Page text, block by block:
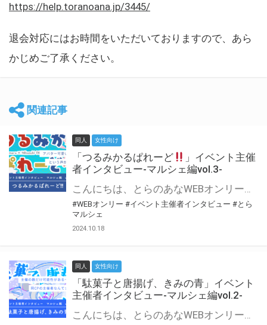
https://help.toranoana.jp/3445/
退会対応にはお時間をいただいておりますので、あら
かじめご了承ください。
関連記事
同人 女性向け
「つるみかるぱれーど
」イベント主催
者インタビュー-マルシェ編vol.3-
こんにちは、とらのあなWEBオンリー運営スタッフです。 新たにお届けする、イベント主催者インタビュー-マルシェ編-は、 とらのあなWEBオンリー「マルシェ」をご利用した主催様に 「マルシェ」を使って開催した感想や心がけをお聞きする企画です。 今回は、WEBオンリー初開催「つるみかるぱれーど
#WEBオンリー #イベント主催者インタビュー #とら
マルシェ
2024.10.18
同人 女性向け
「駄菓子と唐揚げ、きみの青」イベント
主催者インタビュー-マルシェ編vol.2-
こんにちは、とらのあなWEBオンリー運営スタッフです。 新たにお届けする、イベント主催者インタビュー-マルシェ編-は、 とらのあなWEBオンリー「マルシェ」をご利用の主催様に 「マルシェ」を使ってイベントを開催した感想や心がけをお聞きする企画です。 今回は、WEBオンリー初開催「駄菓子と唐揚げ、きみの青」より、 主催のぎこ六屋様にお話を伺いました。 協力：ぎこ六屋様／イベント公式Twitter（@krkgwks） とらのあなWEBオンリー「マルシェ」とは？ WEBオンリーでリアルタイムでコミュニケーションがとれるオンライン会場です。